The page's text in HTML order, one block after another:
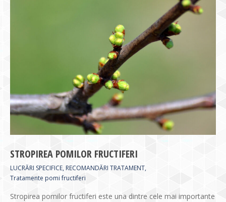
STROPIREA POMILOR FRUCTIFERI
LUCRĂRI SPECIFICE,RECOMANDĂRI TRATAMENT,
Tratamente pomi fructiferi
Stropirea pomilor fructiferi este una dintre cele mai importante